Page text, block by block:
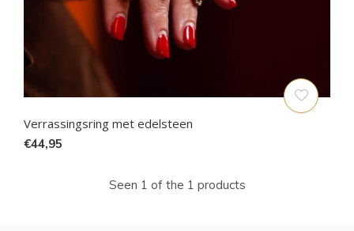
Verrassingsring met edelsteen
€44,95
Seen 1 of the 1 products